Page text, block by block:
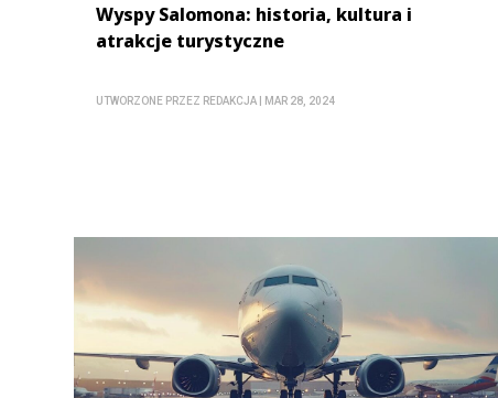
Wyspy Salomona: historia, kultura i
atrakcje turystyczne
UTWORZONE PRZEZ REDAKCJA MAR 28, 2024